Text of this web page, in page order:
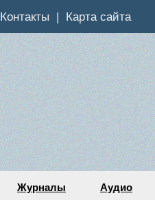
Контакты Карта сайта
Журналы Аудио